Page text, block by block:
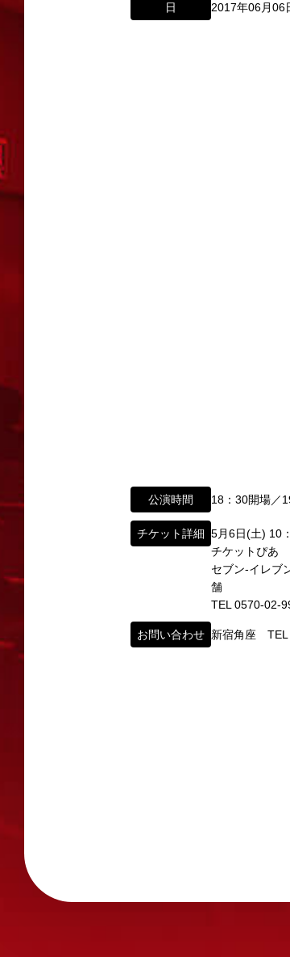
日 2017年06月06
公演時間 18：30開場／
チケット詳細 5月6日(土) 10
チケットぴあ
セブン-イレブ
舗
TEL 0570-02-
お問い合わせ 新宿角座 TEL
この由緒ある名称を、日本の
この劇場から、日本を代表す
2011年5月14日 新宿角座 開業
2019年1月1日 心斎橋角座 開
タレントへのファンメール
fanmail@shochikugeino.jp
ホームページに関するご意
webmaster@shochikugeino.jp
※イベント内容・出演者等に関
※内容によっては弊社からの回